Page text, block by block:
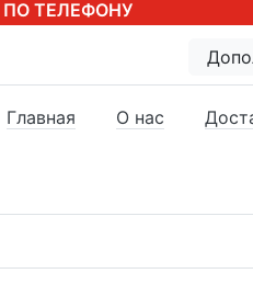
ТЕЛЕФОНУ
Главная О нас